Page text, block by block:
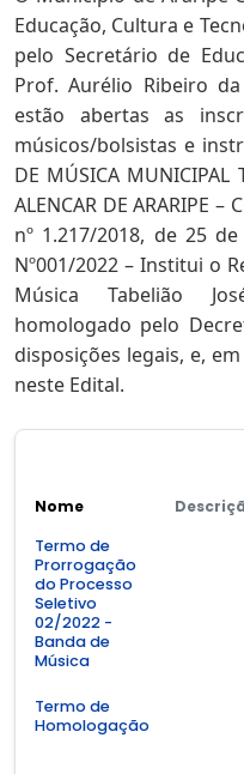
Educação, Cultura e
pelo Secretário de
Prof. Aurélio Ribeiro
estão abertas as
músicos/bolsistas e
DE MÚSICA MUNICIPAL
ALENCAR DE ARARIPE
nº 1.217/2018, de 25
Nº001/2022 – Institui o
Música Tabelião
homologado pelo
disposições legais, e,
neste Edital.
Nome
Termo de
Prorrogação
do Processo
Seletivo
02/2022 -
Banda de
Música
Termo de
Homologação